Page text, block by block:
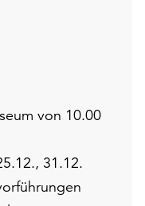
von 10.00
31.12.